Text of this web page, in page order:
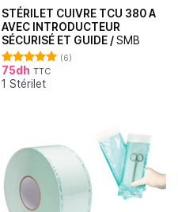
STÉRILET CUIVRE TCU 380 A
AVEC INTRODUCTEUR
SÉCURISÉ ET GUIDE /SMB
Note5.00
sur 5
(6)
75dh TTC
1 Stérilet